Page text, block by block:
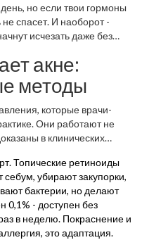
этой закрытой среде. Она
красный, болезненный
Она - последствия.
дисбаланс, особенно
железы вырабатывать
часто связано с
У подростков - с
сбоями, стрессом
но если твои гормоны
спасет. И наоборот -
исчезать даже без
акне:
методы
которые врачи-
Они работают не
в клинических
Топические ретиноиды
убирают закупорки,
бактерии, но делают
0,1% - доступен без
в неделю. Покраснение и
это адаптация.